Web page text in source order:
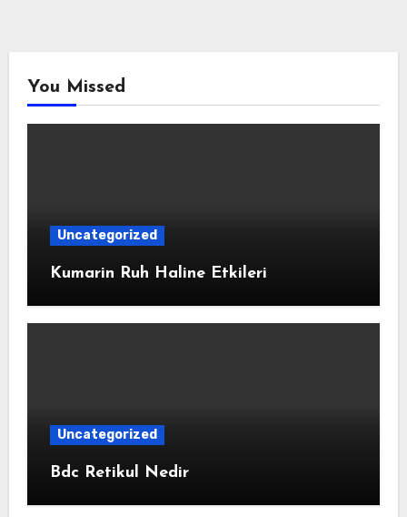
You Missed
Uncategorized
Kumarin Ruh Haline Etkileri
Uncategorized
Bdc Retikul Nedir